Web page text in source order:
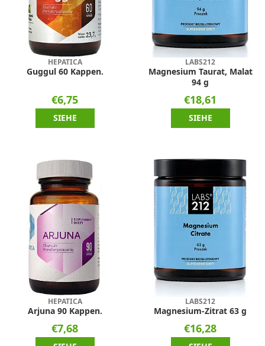
HEPATICA
Guggul 60 Kappen.
€6,75
SIEHE
LABS212
Magnesium Taurat, Malat
94 g
€18,61
SIEHE
HEPATICA
Arjuna 90 Kappen.
€7,68
LABS212
Magnesium-Zitrat 63 g
€16,28